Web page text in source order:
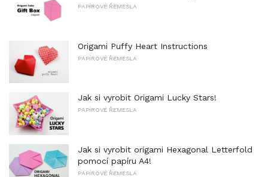
PAPÍROVÉ ŘEMESLA
Origami Puffy Heart Instructions
PAPÍROVÉ ŘEMESLA
Jak si vyrobit Origami Lucky Stars!
PAPÍROVÉ ŘEMESLA
Jak si vyrobit origami Hexagonal Letterfold
pomocí papíru A4!
PAPÍROVÉ ŘEMESLA